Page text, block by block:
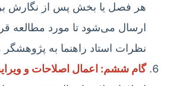
هر فصل یا بخش پس از نگارش
ارسال می‌شود تا مورد مطالعه
نظرات استاد راهنما به
گام ششم: اعمال اصلاحات و